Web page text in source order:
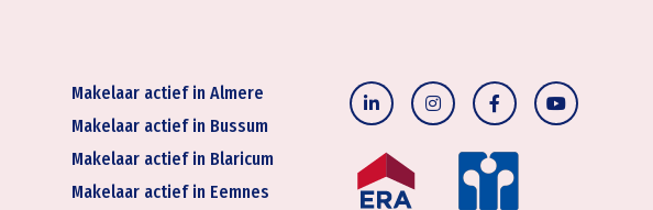
Makelaar actief in Almere
Makelaar actief in Bussum
Makelaar actief in Blaricum
Makelaar actief in Eemnes